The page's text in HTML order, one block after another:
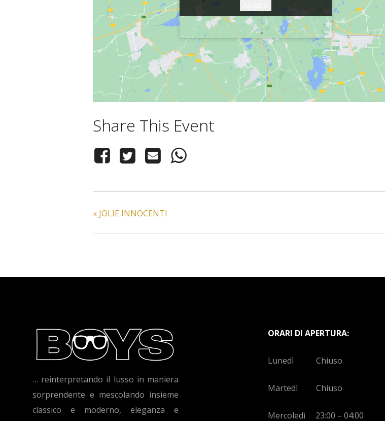
Share This Event
« JOLIE INNOCENTI
… reinterpretando il lusso in maniera
sorprendente e mescolando insieme
classico e moderno, eleganza e
ORARI DI APERTURA:
Lunedì Chiuso
Martedì Chiuso
Mercoledì 23:00 – 04:00